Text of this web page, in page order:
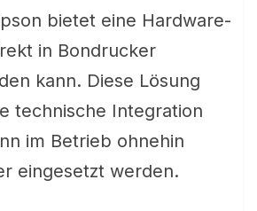
bietet eine Hardware-
in Bondrucker
kann. Diese Lösung
technische Integration
im Betrieb ohnehin
eingesetzt werden.